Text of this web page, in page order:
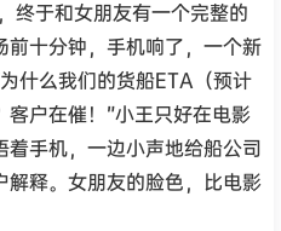
终于和女朋友有一个完整的
前十分钟，手机响了，一个新
什么我们的货船ETA（预计
户在催！”小王只好在电影
着手机，一边小声地给船公司
解释。女朋友的脸色，比电影